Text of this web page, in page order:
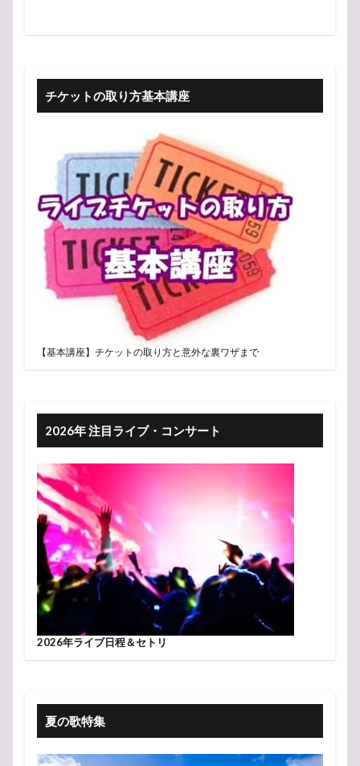
チケットの取り方基本講座
【基本講座】チケットの取り方と意外な裏ワザまで
2026年 注目ライブ・コンサート
2026年ライブ日程＆セトリ
夏の歌特集